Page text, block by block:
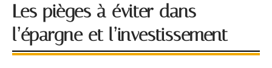
Les pièges à éviter dans
l’épargne et l’investissement